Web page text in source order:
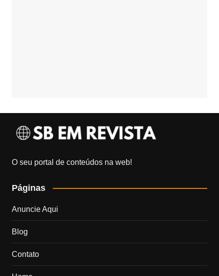
O seu portal de conteúdos na web!
Páginas
Anuncie Aqui
Blog
Contato